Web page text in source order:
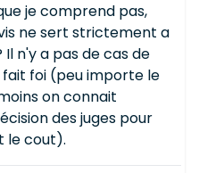
je comprend pas,
ne sert strictement a
n'y a pas de cas de
fait foi (peu importe le
on connait
des juges pour
le cout).